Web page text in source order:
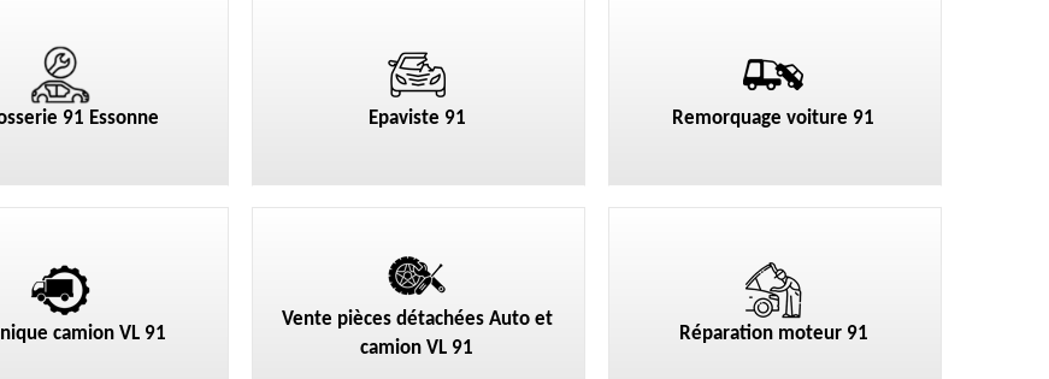
91 Essonne Epaviste 91 Remorquage voiture 91
camion VL 91
Vente pièces détachées Auto et
camion VL 91
Réparation moteur 91